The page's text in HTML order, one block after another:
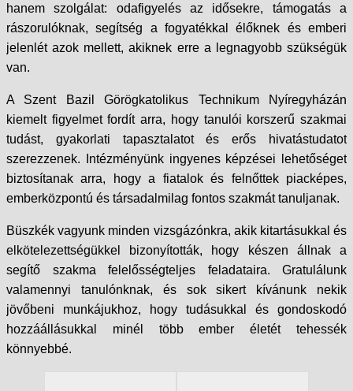
hanem szolgálat: odafigyelés az idősekre, támogatás a
rászorulóknak, segítség a fogyatékkal élőknek és emberi
jelenlét azok mellett, akiknek erre a legnagyobb szükségük
van.
A Szent Bazil Görögkatolikus Technikum Nyíregyházán
kiemelt figyelmet fordít arra, hogy tanulói korszerű szakmai
tudást, gyakorlati tapasztalatot és erős hivatástudatot
szerezzenek. Intézményünk ingyenes képzései lehetőséget
biztosítanak arra, hogy a fiatalok és felnőttek piacképes,
emberközpontú és társadalmilag fontos szakmát tanuljanak.
Büszkék vagyunk minden vizsgázónkra, akik kitartásukkal és
elkötelezettségükkel bizonyították, hogy készen állnak a
segítő szakma felelősségteljes feladataira. Gratulálunk
valamennyi tanulónknak, és sok sikert kívánunk nekik
jövőbeni munkájukhoz, hogy tudásukkal és gondoskodó
hozzáállásukkal minél több ember életét tehessék
könnyebbé.